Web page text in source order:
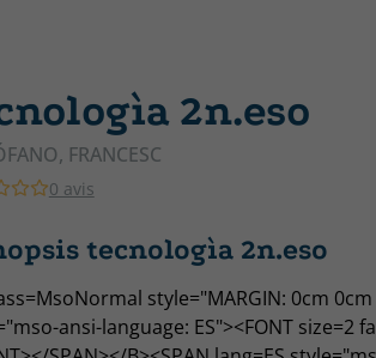
2n.eso
FRANCESC
0 avis
tecnologìa 2n.eso
style="MARGIN: 0cm
ansi-language: ES"><FONT size=2